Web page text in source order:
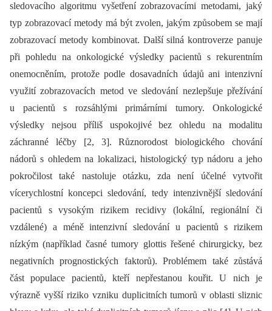
sledovacího algoritmu vyšetření zobrazovacími metodami, jaký
typ zobrazovací metody má být zvolen, jakým způsobem se mají
zobrazovací metody kombinovat. Další silná kontroverze panuje
při pohledu na onkologické výsledky pacientů s rekurentním
onemocněním, protože podle dosavadních údajů ani intenzivní
využití zobrazovacích metod ve sledování nezlepšuje přežívání
u pacientů s rozsáhlými primárními tumory. Onkologické
výsledky nejsou příliš uspokojivé bez ohledu na modalitu
záchranné léčby [2, 3]. Různorodost bio­logického chování
nádorů s ohledem na lokalizaci, histologický typ nádoru a jeho
pokročilost také nastoluje otázku, zda není účelné vytvořit
vícerychlostní koncepci sledování, tedy intenzivnější sledování
pacientů s vysokým rizikem recidivy (lokální, regionální či
vzdálené) a méně intenzivní sledování u pacientů s rizikem
nízkým (například časné tumory glottis řešené chirurgicky, bez
negativních prognostických faktorů). Problémem také zůstává
část populace pacientů, kteří nepřestanou kouřit. U nich je
výrazně vyšší riziko vzniku duplicitních tumorů v oblasti sliznic